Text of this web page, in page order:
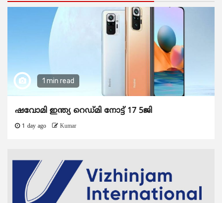
1 min read
ഷവോമി ഇന്ത്യ റെഡ്മി നോട്ട് 17 5ജി
1 day ago Kumar